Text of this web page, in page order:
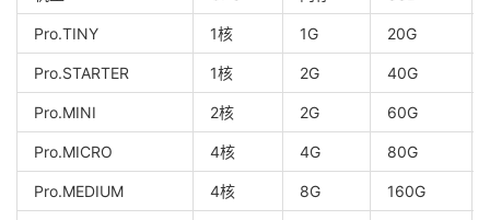
Pro.TINY 1核 1G 20G
Pro.STARTER 1核 2G 40G
Pro.MINI 2核 2G 60G
Pro.MICRO 4核 4G 80G
Pro.MEDIUM 4核 8G 160G